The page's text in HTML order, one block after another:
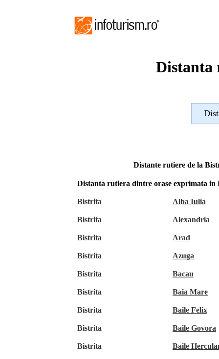
Distanta
Distante rutiere de la
Distanta rutiera dintre orase exprimata in
Bistrita Alba Iulia
Bistrita Alexandria
Bistrita Arad
Bistrita Azuga
Bistrita Bacau
Bistrita Baia Mare
Bistrita Baile Felix
Bistrita Baile Govora
Bistrita Baile